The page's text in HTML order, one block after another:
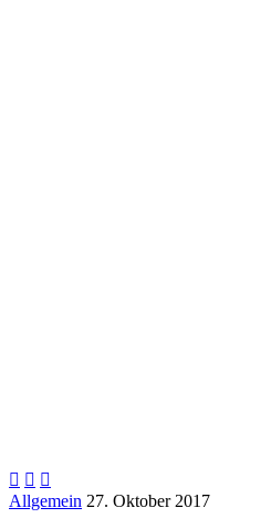
  
Allgemein 27. Oktober 2017